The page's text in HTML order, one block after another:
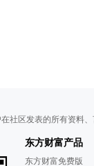
在社区发表的所有资料
东方财富产品
东方财富免费版